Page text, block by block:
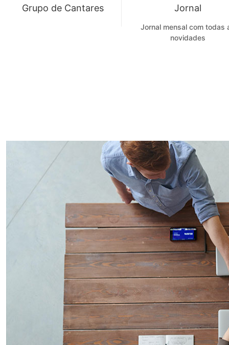
Grupo de Cantares Jornal
Jornal mensal com todas
novidades
Quero